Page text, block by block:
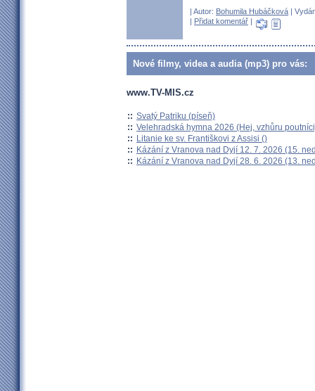
| Autor: Bohumila Hubáčková |
| Přidat komentář |
Nové filmy, videa a audia (mp3) pro vás:
www.TV-MIS.cz
:: Svatý Patriku (píseň)
:: Velehradská hymna 2026 (Hej, vzhůru
:: Litanie ke sv. Františkovi z Assisi ()
:: Kázání z Vranova nad Dyjí 12. 7. 2026 (15.
:: Kázání z Vranova nad Dyjí 28. 6. 2026 (13.